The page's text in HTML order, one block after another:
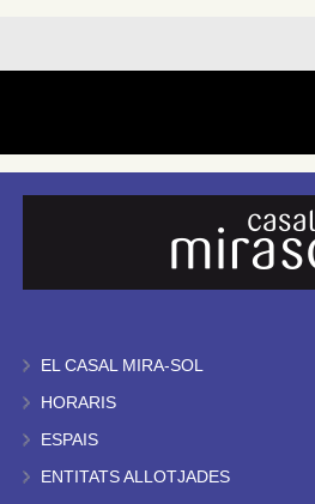
EL CASAL MIRA-SOL
HORARIS
ESPAIS
ENTITATS ALLOTJADES